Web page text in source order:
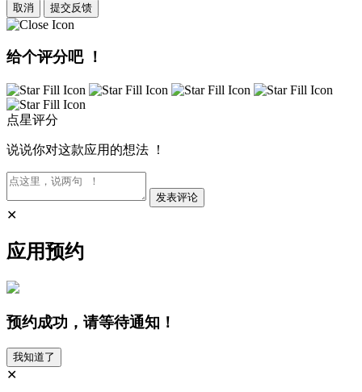
取消 提交反馈
给个评分吧 ！
点星评分
说说你对这款应用的想法 ！
发表评论
✕
应用预约
预约成功，请等待通知！
我知道了
✕